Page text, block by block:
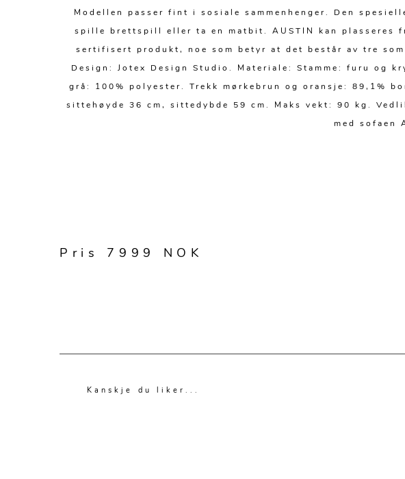
Modellen passer fint i sosiale sammenhenger. Den
spille brettspill eller ta en matbit. AUSTIN kan plasseres
sertifisert produkt, noe som betyr at det består av tre
Design: Jotex Design Studio. Materiale: Stamme: furu og
grå: 100% polyester. Trekk mørkebrun og oransje: 89,1%
sittehøyde 36 cm, sittedybde 59 cm. Maks vekt: 90 kg.
med sofaen
Pris 7999 NOK
Kanskje du liker...